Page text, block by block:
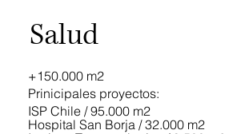
Salud
+150.000 m2
Prinicipales proyectos:
ISP Chile / 95.000 m2
Hospital San Borja / 32.000 m2